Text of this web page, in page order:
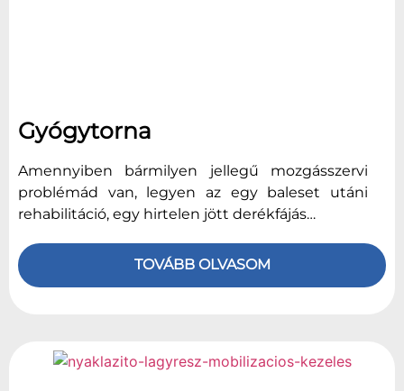
Gyógytorna
Amennyiben bármilyen jellegű mozgásszervi
problémád van, legyen az egy baleset utáni
rehabilitáció, egy hirtelen jött derékfájás…
TOVÁBB OLVASOM